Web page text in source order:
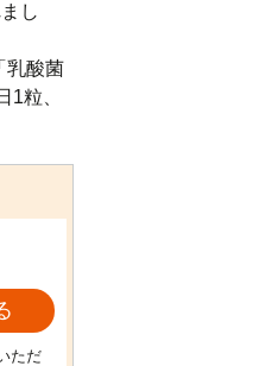
し
乳酸菌
1粒、
ただ